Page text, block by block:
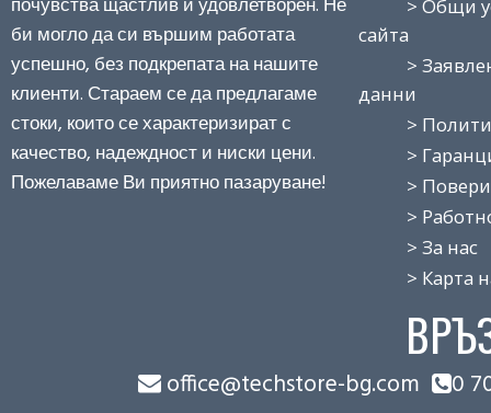
почувства щастлив и удовлетворен. Не
би могло да си вършим работата
успешно, без подкрепата на нашите
клиенти. Стараем се да предлагаме
стоки, които се характеризират с
качество, надеждност и ниски цени.
Пожелаваме Ви приятно пазаруване!
> Общи
сайта
>
данни
>
>
>
> Работно
> За нас
> Карта на
office@techstore-bg.com 0